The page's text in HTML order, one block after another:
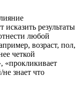
результаты
любой
возраст, пол,
четкой
знает что